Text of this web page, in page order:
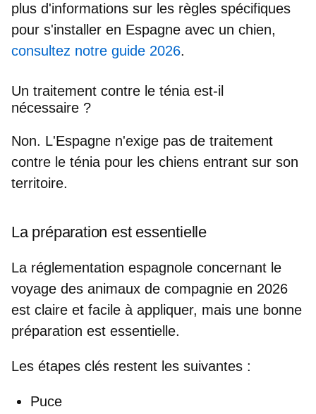
plus d'informations sur les règles spécifiques
pour s'installer en Espagne avec un chien,
consultez notre guide 2026.
Un traitement contre le ténia est-il
nécessaire ?
Non. L'Espagne n'exige pas de traitement
contre le ténia pour les chiens entrant sur son
territoire.
La préparation est essentielle
La réglementation espagnole concernant le
voyage des animaux de compagnie en 2026
est claire et facile à appliquer, mais une bonne
préparation est essentielle.
Les étapes clés restent les suivantes :
Puce